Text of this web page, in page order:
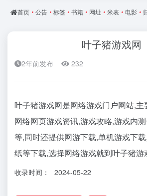
首页 • 公告 • 标签 • 书籍 • 网址 • 米表 • 电影 •
叶子猪游戏网
2年前发布 232
叶子猪游戏网是网络游戏门户网站,
网络网页游戏资讯,游戏攻略,游戏内
等,同时还提供网游下载,单机游戏下
纸等下载,选择网络游戏就到叶子猪游
收录时间： 2024-05-22